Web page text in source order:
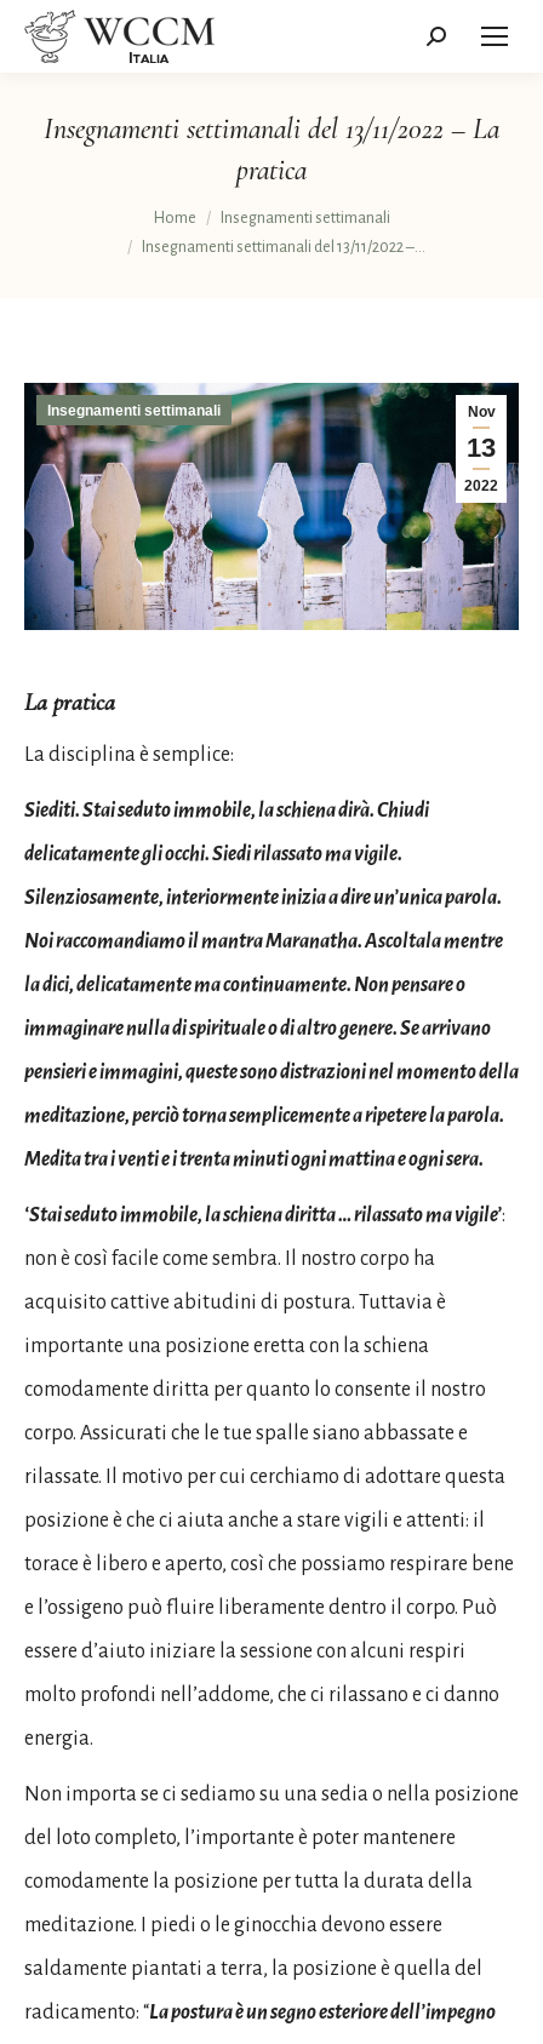
Cerca:
Insegnamenti settimanali del 13/11/2022 – La
pratica
Home
Insegnamenti settimanali
Insegnamenti settimanali del 13/11/2022 –…
Nov
13
2022
Insegnamenti settimanali
La pratica
La disciplina è semplice:
Siediti. Stai seduto immobile, la schiena dirà. Chiudi
delicatamente gli occhi. Siedi rilassato ma vigile.
Silenziosamente, interiormente inizia a dire un’unica parola.
Noi raccomandiamo il mantra Maranatha. Ascoltala mentre
la dici, delicatamente ma continuamente. Non pensare o
immaginare nulla di spirituale o di altro genere. Se arrivano
pensieri e immagini, queste sono distrazioni nel momento della
meditazione, perciò torna semplicemente a ripetere la parola.
Medita tra i venti e i trenta minuti ogni mattina e ogni sera.
‘Stai seduto immobile, la schiena diritta … rilassato ma vigile’:
non è così facile come sembra. Il nostro corpo ha
acquisito cattive abitudini di postura. Tuttavia è
importante una posizione eretta con la schiena
comodamente diritta per quanto lo consente il nostro
corpo. Assicurati che le tue spalle siano abbassate e
rilassate. Il motivo per cui cerchiamo di adottare questa
posizione è che ci aiuta anche a stare vigili e attenti: il
torace è libero e aperto, così che possiamo respirare bene
e l’ossigeno può fluire liberamente dentro il corpo. Può
essere d’aiuto iniziare la sessione con alcuni respiri
molto profondi nell’addome, che ci rilassano e ci danno
energia.
Non importa se ci sediamo su una sedia o nella posizione
del loto completo, l’importante è poter mantenere
comodamente la posizione per tutta la durata della
meditazione. I piedi o le ginocchia devono essere
saldamente piantati a terra, la posizione è quella del
radicamento: “La postura è un segno esteriore dell’impegno